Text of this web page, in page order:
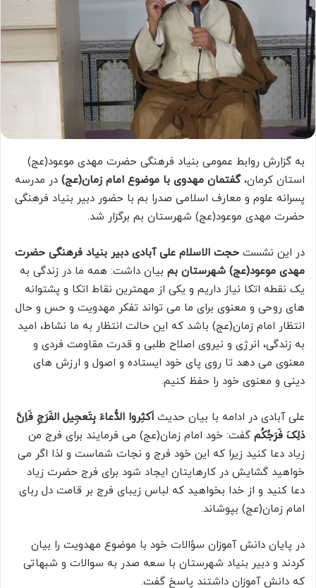
به گزارش روابط عمومی بنیاد فرهنگی حضرت مهدی موعود(عج)
استان کرمان،گفتمان مهدوی با موضوع امام زمان(عج) در مدرسه
پسرانه علوم و معارف اسلامی صدرا بم با حضور دبیر بنیاد فرهنگی
حضرت مهدی موعود(عج) شهرستان بم برگزار شد.
در این نشست حجت الاسلام علی آبادی دبیر بنیاد فرهنگی حضرت
مهدی موعود(عج) شهرستان بم بیان داشت: همه ما در زندگی به
یک نقطه اتکا نیاز داریم و یکی از مهمترین نقاط اتکا و پشتوانه
های روحی و معنوی برای ما می تواند تفکر مهدویت و حس و حال
انتظار امام زمان(عج) باشد که این حالت انتظار به ما نشاط، امید
به زندگی، انرژی و نیروی اصلاح طلبی و قدرت مقاومت فردی و
معنوی می دهد تا روی پای خود ایستاده و اصول و ارزش های
دینی و معنوی خود را حفظ کنیم.
علی آبادی در ادامه با بیان حدیث اَکثِروا الدُّعاءَ بِتَعجِیل الفَرَجِ فَاِنَّ
ذلِکَ فَرَجُکُم گفت: خود امام زمان(عج) می فرمایند برای فرج من
زیاد دعا کنید زیرا که این خود فرج و نجات شماست و لذا اگر می
خواهید گشایش در کارهایتان ایجاد شود برای فرج حضرت زیاد
دعا کنید و از خدا بخواهید که لباس زیبای فرج بر قامت دل ربای
امام زمان(عج) بپوشاند.
در پایان دانش آموزان سؤالات خود با موضوع مهدویت را بیان
کردند و دبیر بنیاد شهرستان با سعه صدر به سوالات و شبهاتی
که دانش آموزان داشتند پاسخ گفت.